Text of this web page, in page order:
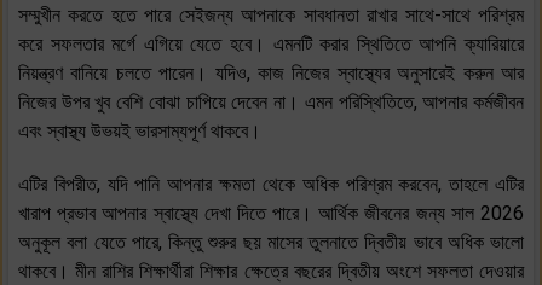
সম্মুখীন করতে হতে পারে সেইজন্য আপনাকে সাবধানতা রাখার সাথে-সাথে পরিশ্রম
করে সফলতার মর্গে এগিয়ে যেতে হবে। এমনটি করার স্থিতিতে আপনি ক্যারিয়ারে
নিয়ন্ত্রণ বানিয়ে চলতে পারেন। যদিও, কাজ নিজের স্বাস্থ্যের অনুসারেই করুন আর
নিজের উপর খুব বেশি বোঝা চাপিয়ে দেবেন না। এমন পরিস্থিতিতে, আপনার কর্মজীবন
এবং স্বাস্থ্য উভয়ই ভারসাম্যপূর্ণ থাকবে।
এটির বিপরীত, যদি পানি আপনার ক্ষমতা থেকে অধিক পরিশ্রম করবেন, তাহলে এটির
খারাপ প্রভাব আপনার স্বাস্থ্যে দেখা দিতে পারে। আর্থিক জীবনের জন্য সাল 2026
অনুকূল বলা যেতে পারে, কিন্তু শুরুর ছয় মাসের তুলনাতে দ্বিতীয় ভাবে অধিক ভালো
থাকবে। মীন রাশির শিক্ষার্থীরা শিক্ষার ক্ষেত্রে বছরের দ্বিতীয় অংশে সফলতা দেওয়ার